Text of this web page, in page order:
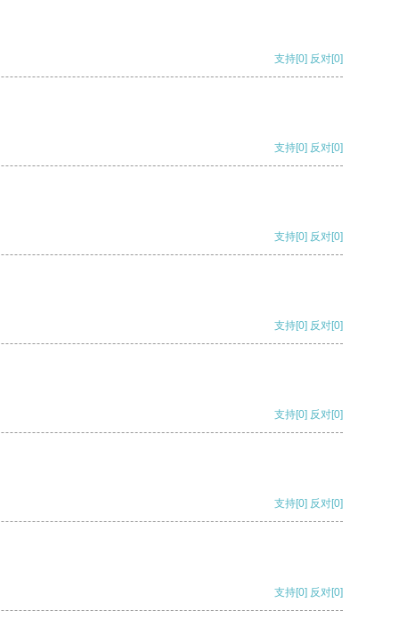
支持[0] 反对[0]
支持[0] 反对[0]
支持[0] 反对[0]
支持[0] 反对[0]
支持[0] 反对[0]
支持[0] 反对[0]
支持[0] 反对[0]